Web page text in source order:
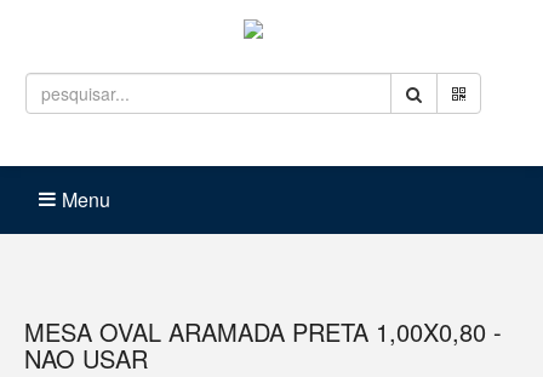
Menu
MESA OVAL ARAMADA PRETA 1,00X0,80 -
NAO USAR